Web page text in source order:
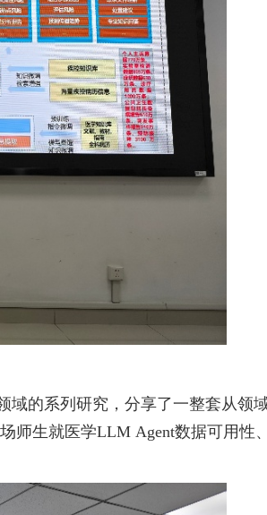
的系列研究，分享了一整套从领
师生就医学LLM Agent数据可用性